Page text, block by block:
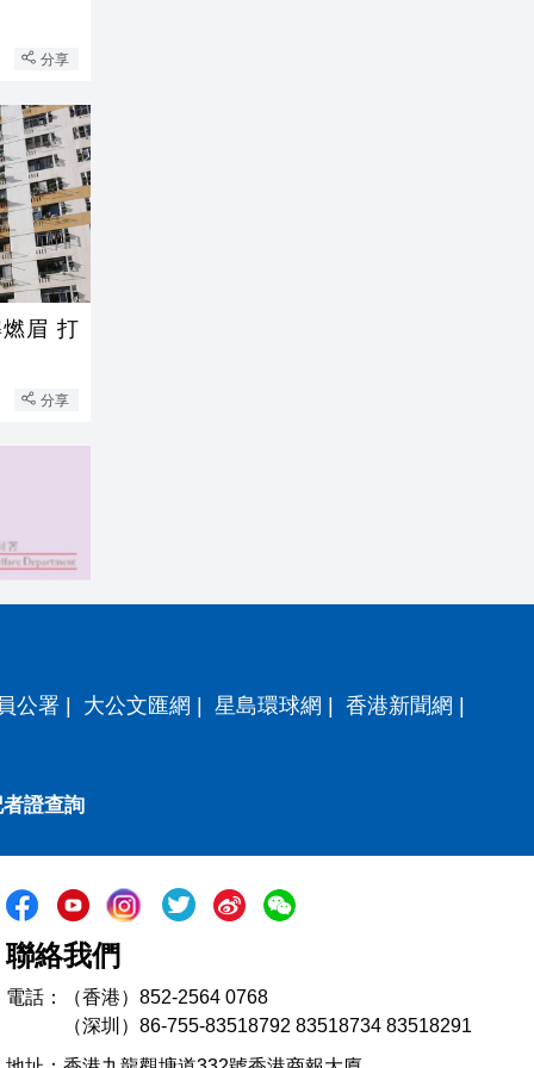
分享
眉 打
分享
公署 大公文匯網 星島環球網 香港新聞網
證查詢
聯絡我們
電話：（香港）852-2564 0768
（深圳）86-755-83518792 83518734 83518291